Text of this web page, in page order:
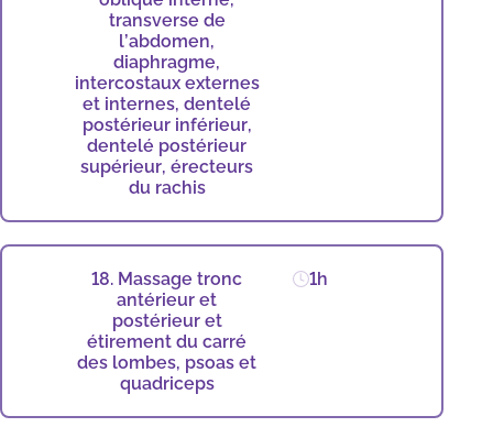
transverse de
l’abdomen,
diaphragme,
intercostaux externes
et internes, dentelé
postérieur inférieur,
dentelé postérieur
supérieur, érecteurs
du rachis
18. Massage tronc
antérieur et
postérieur et
étirement du carré
des lombes, psoas et
quadriceps
1h